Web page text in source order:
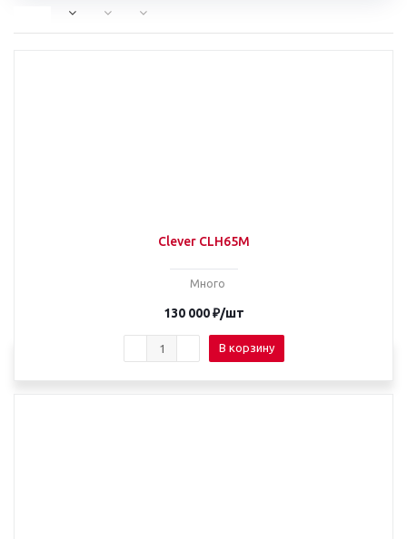
Clever CLH65M
Много
130 000₽/шт
В корзину